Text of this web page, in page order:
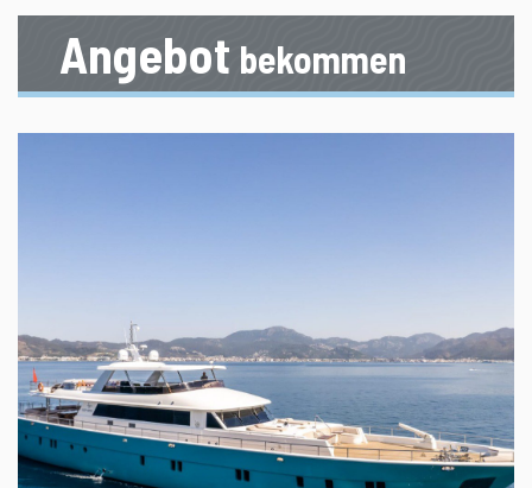
Angebot bekommen